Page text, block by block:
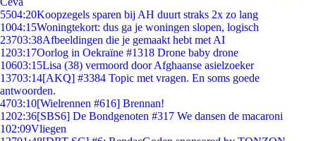
5504:20Koopzegels sparen bij AH duurt straks 2x zo lang
1004:15Woningtekort: dus ga je woningen slopen, logisch
23703:38Afbeeldingen die je gemaakt hebt met AI
1203:17Oorlog in Oekraïne #1318 Drone baby drone
10603:15Lisa (38) vermoord door Afghaanse asielzoeker
13703:14[AKQ] #3384 Topic met vragen. En soms goede
antwoorden.
4703:10[Wielrennen #616] Brennan!
1202:36[SBS6] De Bondgenoten #317 We dansen de macaroni
102:09Vliegen